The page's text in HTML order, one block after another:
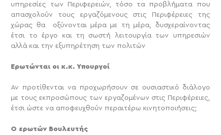
υπηρεσίες των Περιφερειών, τόσο τα προβλήματα που
απασχολούν τους εργαζόμενους στις Περιφέρειες της
χώρας θα οξύνονται μέρα με τη μέρα, δυσχεραίνοντας
έτσι το έργο και τη σωστή λειτουργία των υπηρεσιών
αλλά και την εξυπηρέτηση των πολιτών
Ερωτώνται οι κ.κ. Υπουργοί
Αν προτίθενται να προχωρήσουν σε ουσιαστικό διάλογο
με τους εκπροσώπους των εργαζομένων στις Περιφέρειες,
έτσι ώστε να αποφευχθούν περαιτέρω κινητοποιήσεις;
Ο ερωτών Βουλευτής